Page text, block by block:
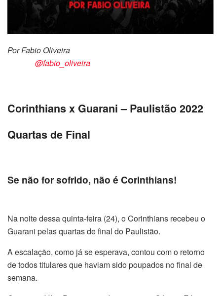
Por Fabio Oliveira
@fabio_oliveira
Corinthians x Guarani – Paulistão 2022
Quartas de Final
Se não for sofrido, não é Corinthians!
Na noite dessa quinta-feira (24), o Corinthians recebeu o
Guarani pelas quartas de final do Paulistão.
A escalação, como já se esperava, contou com o retorno
de todos titulares que haviam sido poupados no final de
semana.